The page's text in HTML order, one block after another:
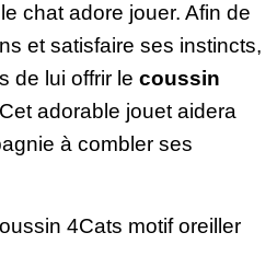
chat adore jouer. Afin de
et satisfaire ses instincts,
de lui offrir le coussin
adorable jouet aidera
à combler ses
4Cats motif oreiller